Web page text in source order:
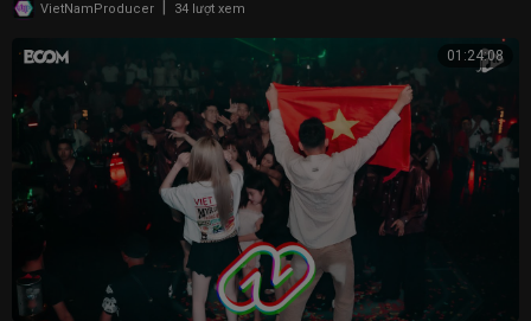
VietNamProducer | 34 lượt xem
01:24:08